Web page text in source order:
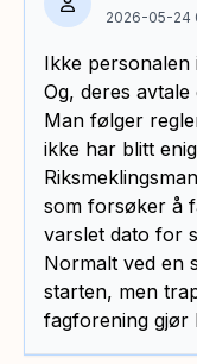
2026-05-24
Ikke personalen
Og, deres
Man følger
ikke har blitt
som forsøker å
varslet dato for
Normalt ved en
starten, men
fagforening gjør